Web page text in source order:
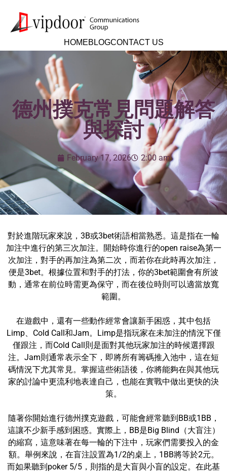
HOMEBLOGCONTACT US
德州撲克常見問題解答
與探討
February 17, 2026 2:00 am
對於進階玩家來說，3B或3bet術語相當熟悉。這是指在一輪
加注中進行的第三次加注。開始時你進行的open raise為第一
次加注，對手的再加注為第二次，而若你在此時再次加注，
便是3bet。根據位置和對手的打法，你的3bet範圍會有所波
動，通常在前位時需更為保守，而在後位時則可以適當放寬
範圍。
在遊戲中，還有一些動作經常會讓新手困惑，其中包括
Limp、Cold Call和Jam。Limp是指玩家在未加注的情況下僅
僅跟注，而Cold Call則是面對其他玩家加注的時候選擇跟
注。Jam則通常表示全下，即將所有籌碼推入池中，這在短
碼情況下尤其常見。掌握這些術語後，你將能夠在與其他玩
家的討論中更流利地表達自己，也能在實戰中做出更快的決
策。
隨著你開始進行德州撲克遊戲，可能會經常聽到BB或1BB，
這讓不少新手感到困惑。實際上，BB是Big Blind（大盲注）
的縮寫，這意味著在每一輪的下注中，玩家們需要投入的金
額。舉例來說，在盲注設置為1/2的桌上，1BB將等於2元。
而如果聽到poker 5/5，則指的是大盲與小盲的設定。在此基